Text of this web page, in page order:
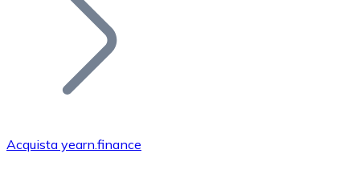
Acquista yearn.finance